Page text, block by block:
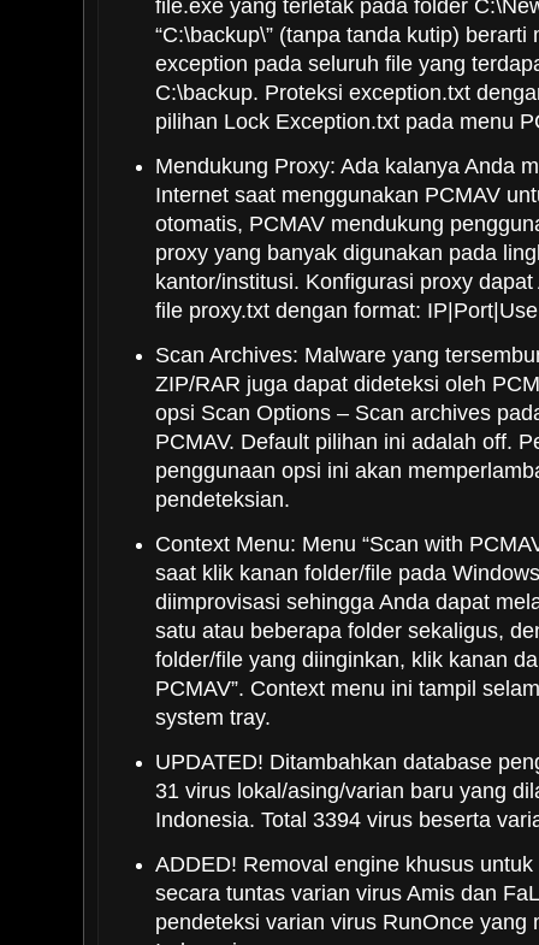
file.exe yang terletak pada folder
“C:\backup\” (tanpa tanda kutip) berarti
exception pada seluruh file yang
C:\backup. Proteksi exception.txt
pilihan Lock Exception.txt pada menu
Mendukung Proxy: Ada kalanya Anda
Internet saat menggunakan PCMAV
otomatis, PCMAV mendukung
proxy yang banyak digunakan pada
kantor/institusi. Konfigurasi proxy
file proxy.txt dengan format:
Scan Archives: Malware yang
ZIP/RAR juga dapat dideteksi oleh
opsi Scan Options – Scan archives
PCMAV. Default pilihan ini adalah off.
penggunaan opsi ini akan
pendeteksian.
Context Menu: Menu “Scan with
saat klik kanan folder/file pada
diimprovisasi sehingga Anda dapat
satu atau beberapa folder sekaligus,
folder/file yang diinginkan, klik kanan
PCMAV”. Context menu ini tampil
system tray.
UPDATED! Ditambahkan database
31 virus lokal/asing/varian baru yang
Indonesia. Total 3394 virus beserta
ADDED! Removal engine khusus
secara tuntas varian virus Amis dan
pendeteksi varian virus RunOnce yang